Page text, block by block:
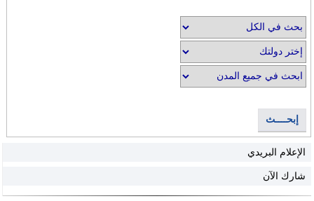
إبحــــث
الإعلام البريدي
شارك الآن